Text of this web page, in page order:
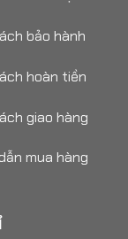
bảo hành
hoàn tiền
giao hàng
mua hàng